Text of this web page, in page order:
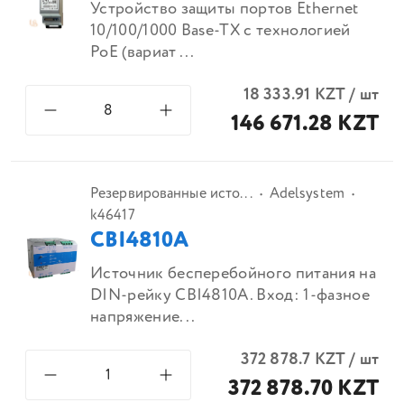
Устройство защиты портов Ethernet
10/100/1000 Base-TX с технологией
PoE (вариат ...
18 333.91 KZT/ шт
146 671.28 KZT
Резервированные исто...
Adelsystem
k46417
CBI4810A
Источник бесперебойного питания на
DIN-рейку CBI4810A. Вход: 1-фазное
напряжение...
372 878.7 KZT/ шт
372 878.70 KZT